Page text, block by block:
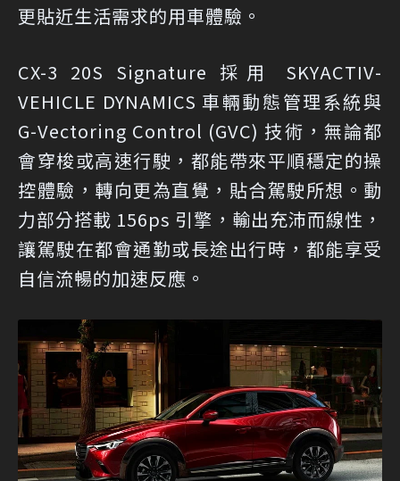
更貼近生活需求的用車體驗。
CX-3 20S Signature 採用 SKYACTIV-
VEHICLE DYNAMICS 車輛動態管理系統與
G-Vectoring Control (GVC) 技術，無論都
會穿梭或高速行駛，都能帶來平順穩定的操
控體驗，轉向更為直覺，貼合駕駛所想。動
力部分搭載 156ps 引擎，輸出充沛而線性，
讓駕駛在都會通勤或長途出行時，都能享受
自信流暢的加速反應。